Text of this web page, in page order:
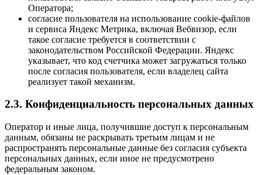
Оператора;
согласие пользователя на использование cookie-файлов
и сервиса Яндекс Метрика, включая Вебвизор, если
такое согласие требуется в соответствии с
законодательством Российской Федерации. Яндекс
указывает, что код счетчика может загружаться только
после согласия пользователя, если владелец сайта
реализует такой механизм.
2.3. Конфиденциальность персональных данных
Оператор и иные лица, получившие доступ к персональным
данным, обязаны не раскрывать третьим лицам и не
распространять персональные данные без согласия субъекта
персональных данных, если иное не предусмотрено
федеральным законом.